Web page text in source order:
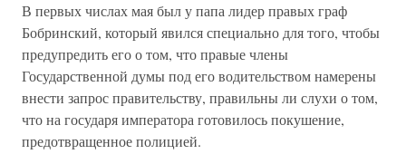
В первых числах мая был у папа лидер правых граф
Бобринский, который явился специально для того, чтобы
предупредить его о том, что правые члены
Государственной думы под его водительством намерены
внести запрос правительству, правильны ли слухи о том,
что на государя императора готовилось покушение,
предотвращенное полицией.